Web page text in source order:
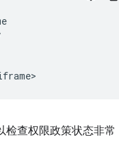
检查权限政策状态非常